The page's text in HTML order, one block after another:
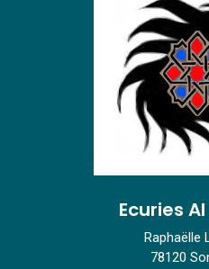
Ecuries
Raphaëlle
78120